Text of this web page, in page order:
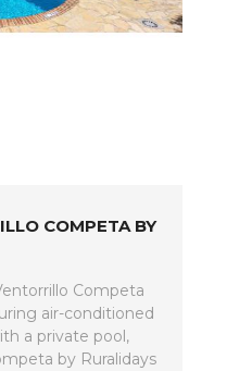
COMPETA BY
Competa
air-conditioned
a private pool,
by Ruralidays